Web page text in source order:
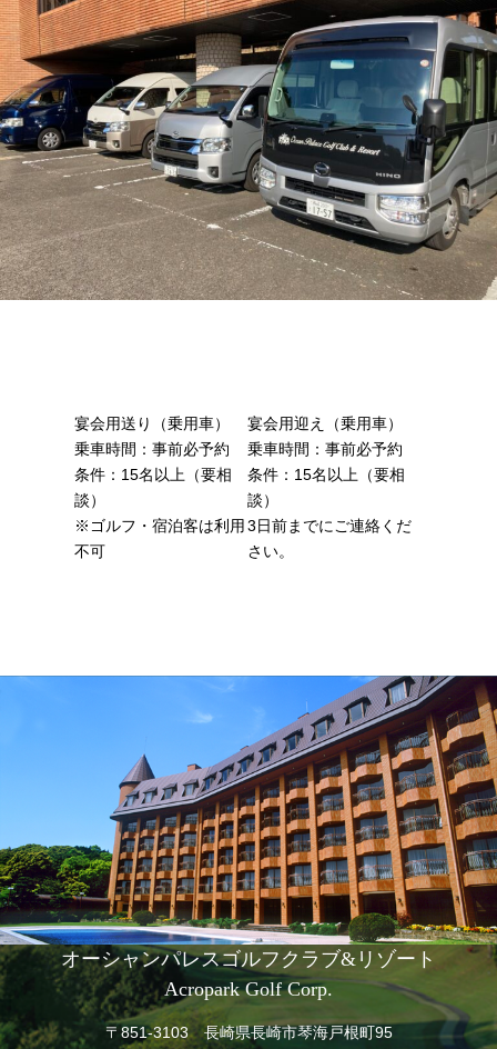
宴会用送り（乗用車）
乗車時間：事前必予約
条件：15名以上（要相
談）
※ゴルフ・宿泊客は利用
不可
宴会用迎え（乗用車）
乗車時間：事前必予約
条件：15名以上（要相
談）
3日前までにご連絡くだ
さい。
オーシャンパレスゴルフクラブ&リゾート
Acropark Golf Corp.
〒851-3103 長崎県長崎市琴海戸根町95